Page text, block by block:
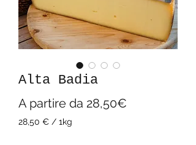
Alta Badia
A partire da 28,50€
28,50 € / 1kg